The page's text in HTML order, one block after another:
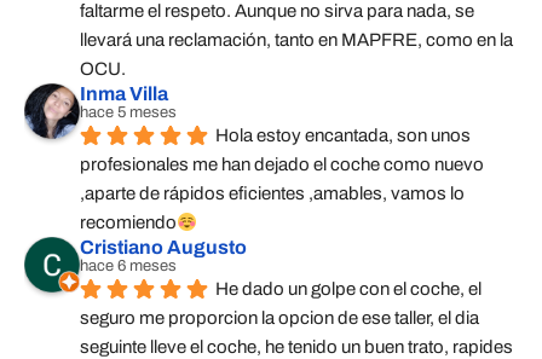
faltarme el respeto. Aunque no sirva para nada, se
llevará una reclamación, tanto en MAPFRE, como en la
OCU.
Inma Villa
hace 5 meses
Hola estoy encantada, son unos
profesionales me han dejado el coche como nuevo
,aparte de rápidos eficientes ,amables, vamos lo
recomiendo
Cristiano Augusto
hace 6 meses
He dado un golpe con el coche, el
seguro me proporcion la opcion de ese taller, el dia
seguinte lleve el coche, he tenido un buen trato, rapides